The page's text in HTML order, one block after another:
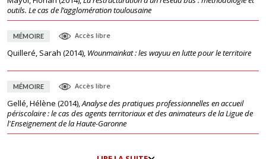
outils. Le cas de l’agglomération toulousaine
MÉMOIRE Accès libre
Quilleré, Sarah (2014), Wounmainkat : les wayuu en lutte pour le territoire
MÉMOIRE Accès libre
Gellé, Hélène (2014),Analyse des pratiques professionnelles en accueil
périscolaire : le cas des agents territoriaux et des animateurs de la Ligue de
l'Enseignement de la Haute-Garonne